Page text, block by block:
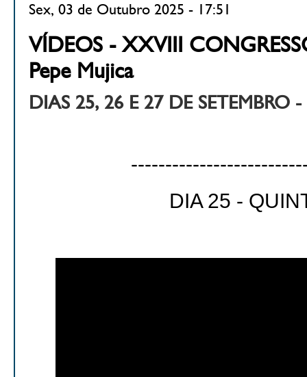
Sex, 03 de Outubro 2025 - 17:51
VÍDEOS - XXVIII
Pepe Mujica
DIAS 25, 26 E 27 DE SETEMBRO
DIA 25 -